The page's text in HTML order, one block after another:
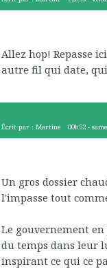
Allez hop! Repasse
autre fil qui date,
Écrit par : Martine 00h52 -
Un gros dossier
l'impasse tout
Le gouvernement
du temps dans leur
inspirant ce qui ce